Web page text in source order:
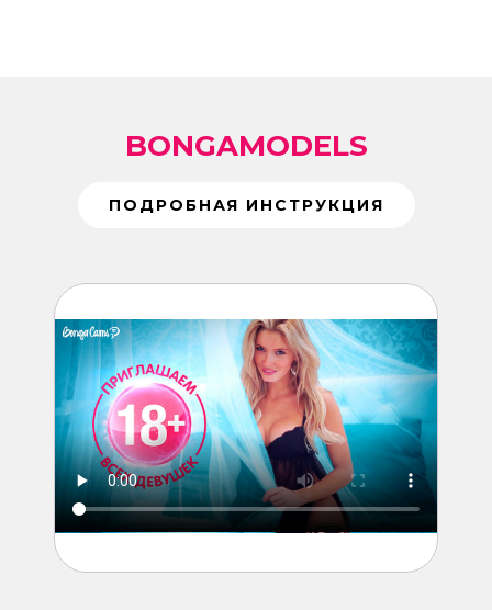
BONGAMODELS
ПОДРОБНАЯ ИНСТРУКЦИЯ